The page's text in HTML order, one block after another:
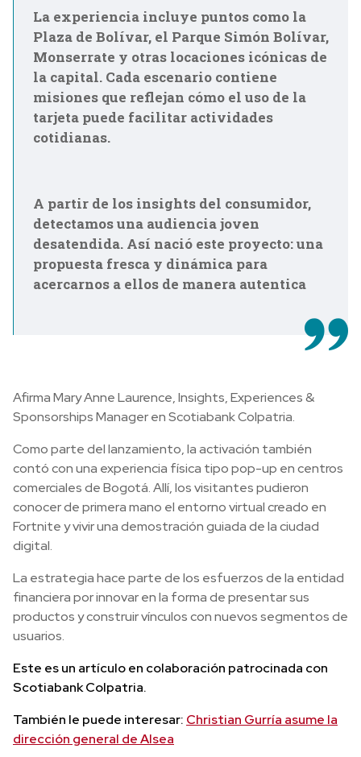
La experiencia incluye puntos como la
Plaza de Bolívar, el Parque Simón Bolívar,
Monserrate y otras locaciones icónicas de
la capital. Cada escenario contiene
misiones que reflejan cómo el uso de la
tarjeta puede facilitar actividades
cotidianas.
A partir de los insights del consumidor,
detectamos una audiencia joven
desatendida. Así nació este proyecto: una
propuesta fresca y dinámica para
acercarnos a ellos de manera autentica
Afirma Mary Anne Laurence, Insights, Experiences &
Sponsorships Manager en Scotiabank Colpatria.
Como parte del lanzamiento, la activación también
contó con una experiencia física tipo pop-up en centros
comerciales de Bogotá. Allí, los visitantes pudieron
conocer de primera mano el entorno virtual creado en
Fortnite y vivir una demostración guiada de la ciudad
digital.
La estrategia hace parte de los esfuerzos de la entidad
financiera por innovar en la forma de presentar sus
productos y construir vínculos con nuevos segmentos de
usuarios.
Este es un artículo en colaboración patrocinada con
Scotiabank Colpatria.
También le puede interesar: Christian Gurría asume la
dirección general de Alsea